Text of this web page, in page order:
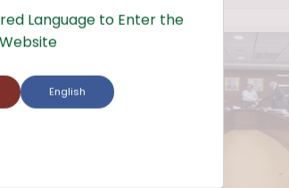
Language to Enter the
Website
English